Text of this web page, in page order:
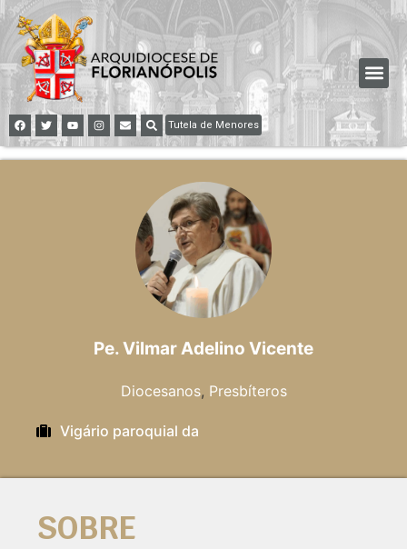
Tutela de Menores
Pe. Vilmar Adelino Vicente
Diocesanos, Presbíteros
Vigário paroquial da
SOBRE